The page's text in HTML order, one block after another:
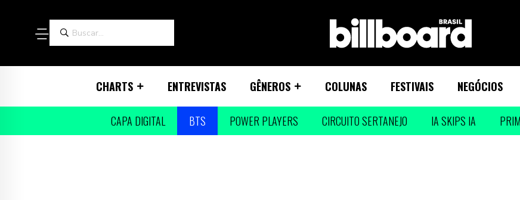
CHARTS ENTREVISTAS GÊNEROS COLUNAS FESTIVAIS NEGÓCIOS
CAPA DIGITAL BTS POWER PLAYERS CIRCUITO SERTANEJO IA SKIPS IA